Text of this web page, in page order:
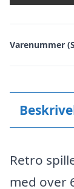
Varenummer
Retro
med over